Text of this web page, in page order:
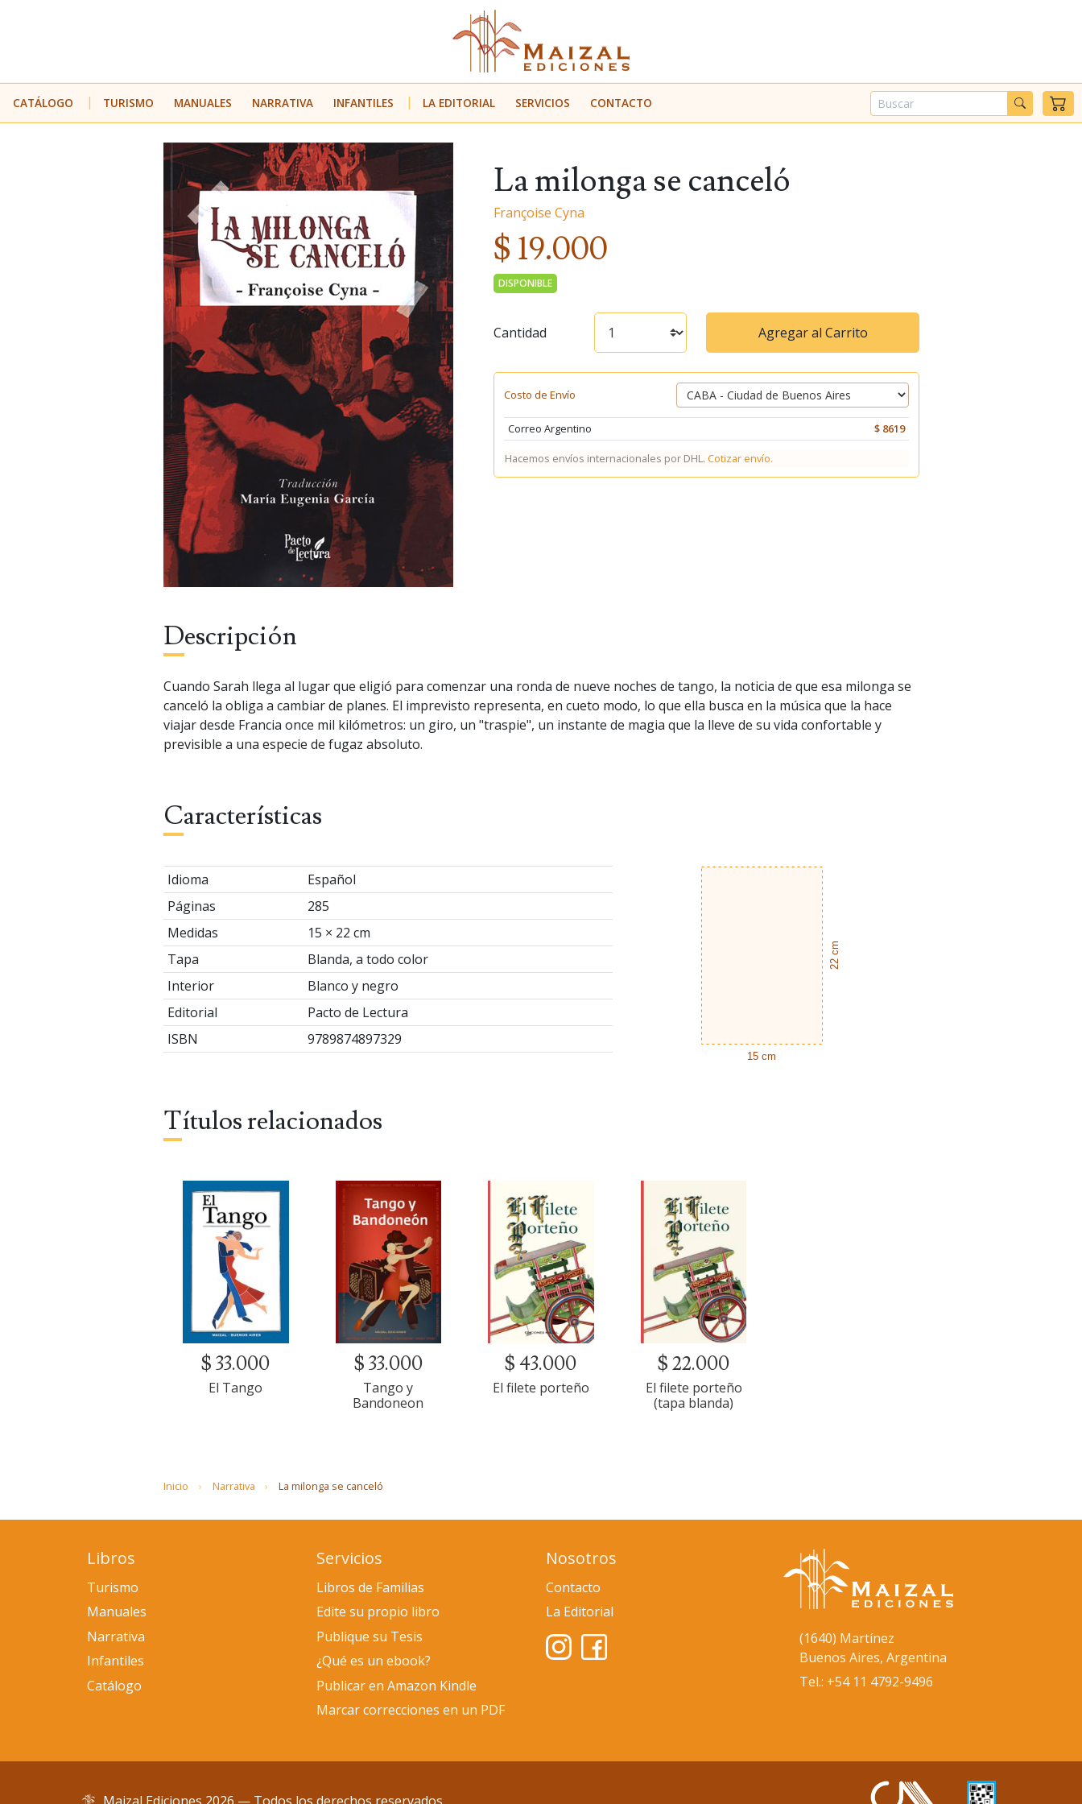
CATÁLOGO TURISMO MANUALES NARRATIVA INFANTILES LA EDITORIAL SERVICIOS CONTACTO
La milonga se canceló
Françoise Cyna
$ 19.000
DISPONIBLE
Cantidad Agregar al Carrito
Costo de Envío
Correo Argentino $ 8619
Hacemos envíos internacionales por DHL. Cotizar envío.
Descripción
Cuando Sarah llega al lugar que eligió para comenzar una ronda de nueve noches de tango, la noticia de que esa milonga se
canceló la obliga a cambiar de planes. El imprevisto representa, en cueto modo, lo que ella busca en la música que la hace
viajar desde Francia once mil kilómetros: un giro, un "traspie", un instante de magia que la lleve de su vida confortable y
previsible a una especie de fugaz absoluto.
Características
Idioma
Español
Páginas
285
Medidas
15 × 22 cm
Tapa
Blanda, a todo color
Interior
Blanco y negro
Editorial
Pacto de Lectura
ISBN
9789874897329
22 cm
15 cm
Títulos relacionados
$ 33.000
El Tango
$ 33.000
Tango y
Bandoneon
$ 43.000
El filete porteño
$ 22.000
El filete porteño
(tapa blanda)
Inicio Narrativa La milonga se canceló
(1640) Martínez
Buenos Aires, Argentina
Tel.: +54 11 4792-9496
Libros
Turismo
Manuales
Narrativa
Infantiles
Catálogo
Servicios
Libros de Familias
Edite su propio libro
Publique su Tesis
¿Qué es un ebook?
Publicar en Amazon Kindle
Marcar correcciones en un PDF
Nosotros
Contacto
La Editorial